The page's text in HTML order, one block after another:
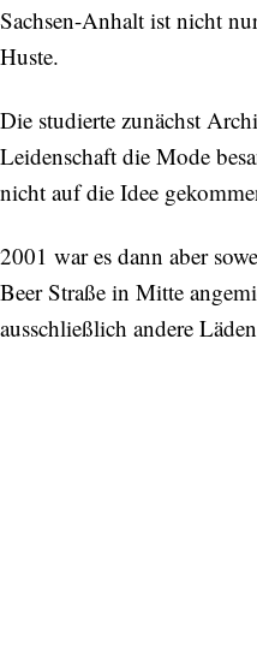
Sachsen-Anhalt ist nicht
Huste.
Die studierte zunächst
Leidenschaft die Mode
nicht auf die Idee
2001 war es dann aber
Beer Straße in Mitte
ausschließlich andere